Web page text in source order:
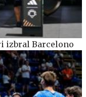
izbral Barcelono